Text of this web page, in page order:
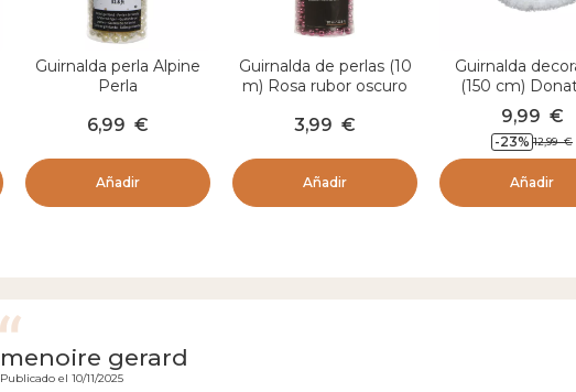
Guirnalda perla Alpine
Perla
6,99 €
Añadir
Guirnalda de perlas (10
m) Rosa rubor oscuro
3,99 €
Añadir
Guirnalda
(150 cm)
encaje Blanco
9,99 €
-23% 12,99 €
Añadir
menoire gerard
Publicado el 10/11/2025